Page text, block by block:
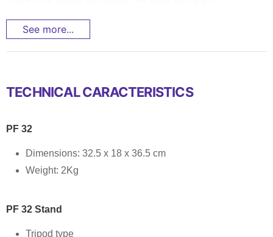
See more...
TECHNICAL CARACTERISTICS
PF 32
Dimensions: 32.5 x 18 x 36.5 cm
Weight: 2Kg
PF 32 Stand
Tripod type